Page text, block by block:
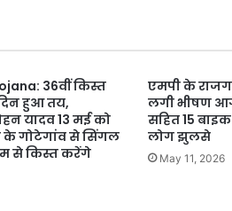
36वीं किस्त
हुआ तय,
यादव 13 मई को
के गोटेगांव से सिंगल
से किस्त करेंगे
एमपी के
लगी भीषण
सहित 15
लोग झुलसे
May 11, 2026